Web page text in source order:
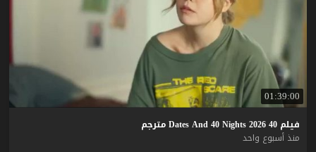
01:39:00
فيلم 40
Dates And 40 Nights 2026
مترجم
منذ أسبوع واحد